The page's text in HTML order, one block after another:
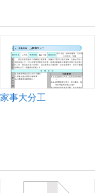
家事大分工